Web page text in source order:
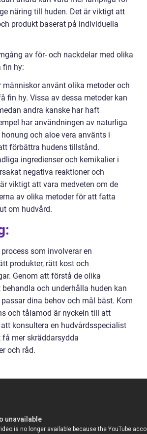
näring till huden. Det är viktigt att
produkt baserat på individuella
av för- och nackdelar med olika
fin hy:
människor använt olika metoder och
fin hy. Vissa av dessa metoder kan
andra kanske har haft
har användningen av naturliga
och aloe vera använts i
förbättra hudens tillstånd.
ingredienser och kemikalier i
negativa reaktioner och
viktigt att vara medveten om de
av olika metoder för att fatta
om hudvård.
som involverar en
produkter, rätt kost och
Genom att förstå de olika
och underhålla huden kan
dina behov och mål bäst. Kom
och tålamod är nyckeln till att
konsultera en hudvårdsspecialist
mer skräddarsydda
och råd.